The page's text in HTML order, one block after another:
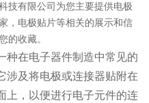
技有限公司为您主要提供电极
，电极贴片等相关的展示和信
的收藏。
种在电子器件制造中常见的
涉及将电极或连接器贴附在
上，以便进行电子元件的连